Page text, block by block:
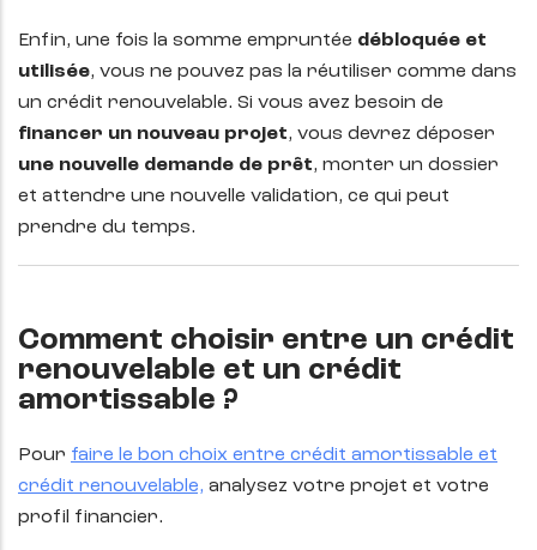
Enfin, une fois la somme empruntée débloquée et
utilisée, vous ne pouvez pas la réutiliser comme dans
un crédit renouvelable. Si vous avez besoin de
financer un nouveau projet, vous devrez déposer
une nouvelle demande de prêt, monter un dossier
et attendre une nouvelle validation, ce qui peut
prendre du temps.
Comment choisir entre un crédit
renouvelable et un crédit
amortissable ?
Pour faire le bon choix entre crédit amortissable et
crédit renouvelable, analysez votre projet et votre
profil financier.